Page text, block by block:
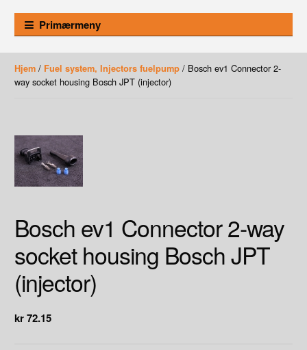
Primærmeny
Hjem/ Fuel system, Injectors fuelpump/ Bosch ev1 Connector 2-
way socket housing Bosch JPT (injector)
Bosch ev1 Connector 2-way
socket housing Bosch JPT
(injector)
kr72.15